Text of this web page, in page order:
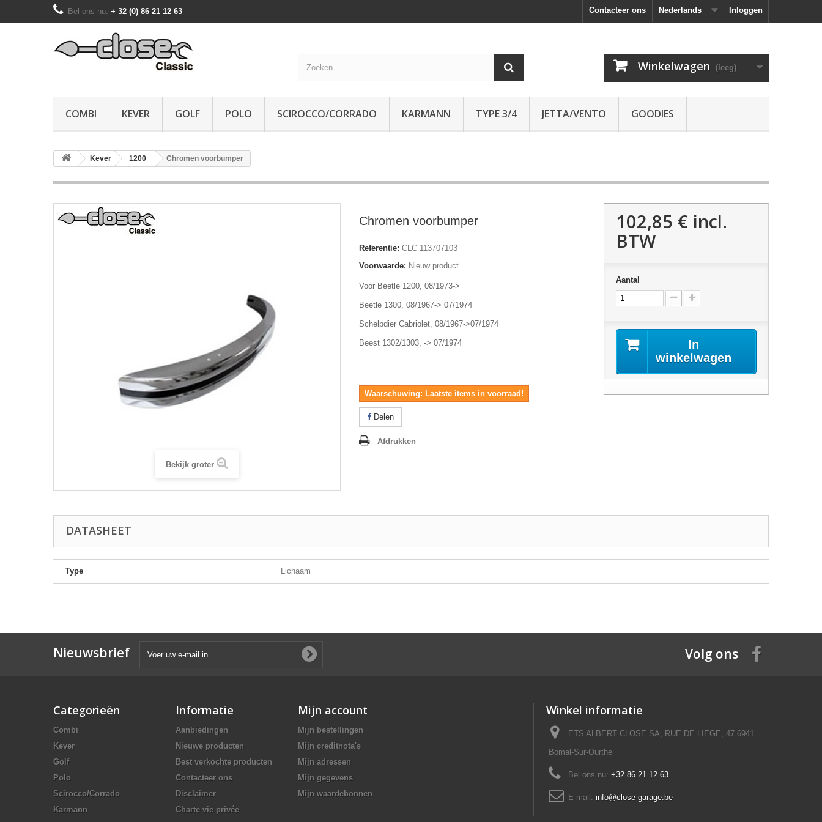
Inloggen
Nederlands
Contacteer ons
Bel ons nu: + 32 (0) 86 21 12 63
Winkelwagen (leeg)
COMBI KEVER GOLF POLO SCIROCCO/CORRADO KARMANN TYPE 3/4 JETTA/VENTO GOODIES
Kever 1200 Chromen voorbumper
Bekijk groter
Chromen voorbumper
Referentie: CLC 113707103
Voorwaarde: Nieuw product
Voor Beetle 1200, 08/1973->
Beetle 1300, 08/1967-> 07/1974
Schelpdier Cabriolet, 08/1967->07/1974
Beest 1302/1303, -> 07/1974
Waarschuwing: Laatste items in voorraad!
Delen
Afdrukken
102,85 € incl.
BTW
Aantal
In
winkelwagen
DATASHEET
Type Lichaam
Nieuwsbrief Volg ons
Categorieën
Combi
Kever
Golf
Polo
Scirocco/Corrado
Karmann
Informatie
Aanbiedingen
Nieuwe producten
Best verkochte producten
Contacteer ons
Disclaimer
Charte vie privée
Mijn account
Mijn bestellingen
Mijn creditnota's
Mijn adressen
Mijn gegevens
Mijn waardebonnen
Winkel informatie
ETS ALBERT CLOSE SA, RUE DE LIEGE, 47 6941
Bomal-Sur-Ourthe
Bel ons nu: +32 86 21 12 63
E-mail: info@close-garage.be